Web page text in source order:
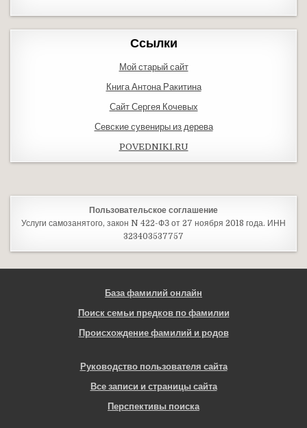
Ссылки
Мой старый сайт
Книга Антона Ракитина
Сайт Сергея Кочевых
Севские сувениры из дерева
POVEDNIKI.RU
Пользовательское соглашение
Услуги самозанятого, закон N 422-ФЗ от 27 ноября 2018 года. ИНН
323403537757
База фамилий онлайн
Поиск семьи предков по фамилии
Происхождение фамилий и родов
Руководство пользователя сайта
Все записи и страницы сайта
Перспективы поиска